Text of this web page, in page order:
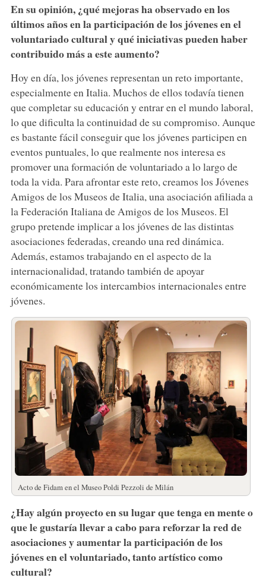
En su opinión, ¿qué mejoras ha observado en los
últimos años en la participación de los jóvenes en el
voluntariado cultural y qué iniciativas pueden haber
contribuido más a este aumento?
Hoy en día, los jóvenes representan un reto importante,
especialmente en Italia. Muchos de ellos todavía tienen
que completar su educación y entrar en el mundo laboral,
lo que dificulta la continuidad de su compromiso. Aunque
es bastante fácil conseguir que los jóvenes participen en
eventos puntuales, lo que realmente nos interesa es
promover una formación de voluntariado a lo largo de
toda la vida. Para afrontar este reto, creamos los Jóvenes
Amigos de los Museos de Italia, una asociación afiliada a
la Federación Italiana de Amigos de los Museos. El
grupo pretende implicar a los jóvenes de las distintas
asociaciones federadas, creando una red dinámica.
Además, estamos trabajando en el aspecto de la
internacionalidad, tratando también de apoyar
económicamente los intercambios internacionales entre
jóvenes.
Acto de Fidam en el Museo Poldi Pezzoli de Milán
¿Hay algún proyecto en su lugar que tenga en mente o
que le gustaría llevar a cabo para reforzar la red de
asociaciones y aumentar la participación de los
jóvenes en el voluntariado, tanto artístico como
cultural?